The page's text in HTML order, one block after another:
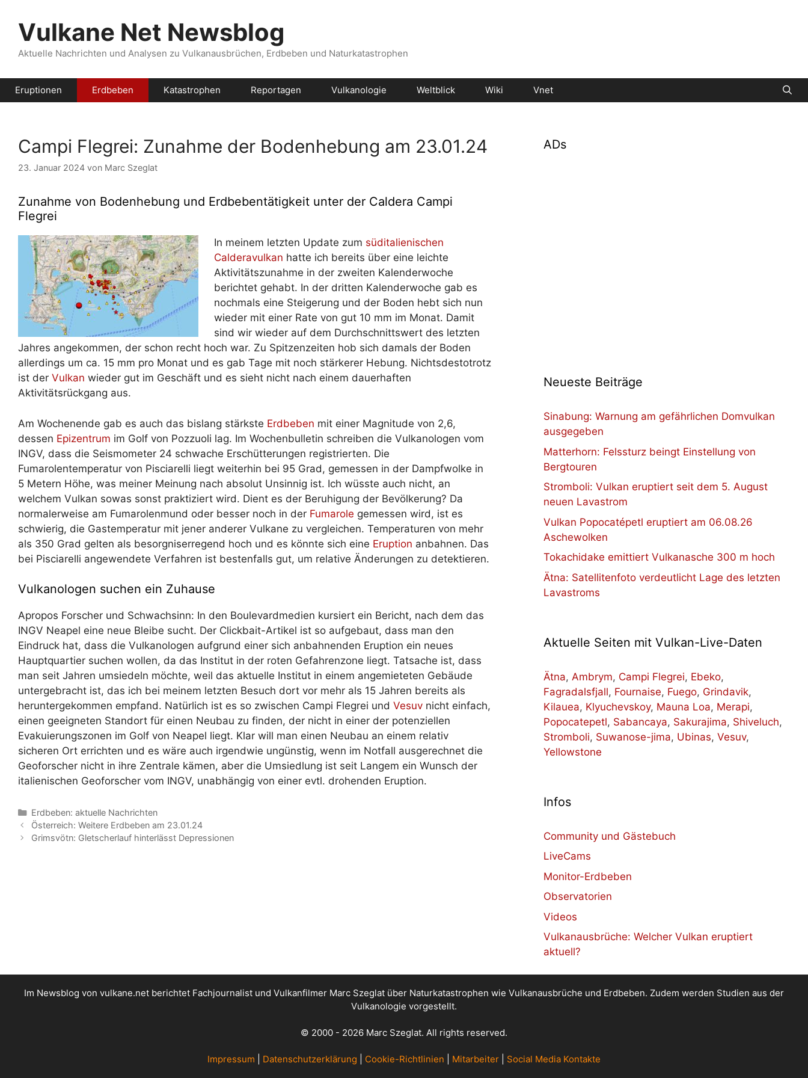
Inhalt
springenVulkane Net Newsblog
Aktuelle Nachrichten und Analysen zu Vulkanausbrüchen, Erdbeben und Naturkatastrophen
Eruptionen Erdbeben Katastrophen Reportagen Vulkanologie Weltblick Wiki Vnet
Campi Flegrei: Zunahme der Bodenhebung am 23.01.24
23. Januar 2024 von Marc Szeglat
Zunahme von Bodenhebung und Erdbebentätigkeit unter der Caldera Campi
Flegrei
In meinem letzten Update zum süditalienischen
Calderavulkan hatte ich bereits über eine leichte
Aktivitätszunahme in der zweiten Kalenderwoche
berichtet gehabt. In der dritten Kalenderwoche gab es
nochmals eine Steigerung und der Boden hebt sich nun
wieder mit einer Rate von gut 10 mm im Monat. Damit
sind wir wieder auf dem Durchschnittswert des letzten
Jahres angekommen, der schon recht hoch war. Zu Spitzenzeiten hob sich damals der Boden
allerdings um ca. 15 mm pro Monat und es gab Tage mit noch stärkerer Hebung. Nichtsdestotrotz
ist der Vulkan wieder gut im Geschäft und es sieht nicht nach einem dauerhaften
Aktivitätsrückgang aus.
Am Wochenende gab es auch das bislang stärkste Erdbeben mit einer Magnitude von 2,6,
dessen Epizentrum im Golf von Pozzuoli lag. Im Wochenbulletin schreiben die Vulkanologen vom
INGV, dass die Seismometer 24 schwache Erschütterungen registrierten. Die
Fumarolentemperatur von Pisciarelli liegt weiterhin bei 95 Grad, gemessen in der Dampfwolke in
5 Metern Höhe, was meiner Meinung nach absolut Unsinnig ist. Ich wüsste auch nicht, an
welchem Vulkan sowas sonst praktiziert wird. Dient es der Beruhigung der Bevölkerung? Da
normalerweise am Fumarolenmund oder besser noch in der Fumarole gemessen wird, ist es
schwierig, die Gastemperatur mit jener anderer Vulkane zu vergleichen. Temperaturen von mehr
als 350 Grad gelten als besorgniserregend hoch und es könnte sich eine Eruption anbahnen. Das
bei Pisciarelli angewendete Verfahren ist bestenfalls gut, um relative Änderungen zu detektieren.
Vulkanologen suchen ein Zuhause
Apropos Forscher und Schwachsinn: In den Boulevardmedien kursiert ein Bericht, nach dem das
INGV Neapel eine neue Bleibe sucht. Der Clickbait-Artikel ist so aufgebaut, dass man den
Eindruck hat, dass die Vulkanologen aufgrund einer sich anbahnenden Eruption ein neues
Hauptquartier suchen wollen, da das Institut in der roten Gefahrenzone liegt. Tatsache ist, dass
man seit Jahren umsiedeln möchte, weil das aktuelle Institut in einem angemieteten Gebäude
untergebracht ist, das ich bei meinem letzten Besuch dort vor mehr als 15 Jahren bereits als
heruntergekommen empfand. Natürlich ist es so zwischen Campi Flegrei und Vesuv nicht einfach,
einen geeigneten Standort für einen Neubau zu finden, der nicht in einer der potenziellen
Evakuierungszonen im Golf von Neapel liegt. Klar will man einen Neubau an einem relativ
sicheren Ort errichten und es wäre auch irgendwie ungünstig, wenn im Notfall ausgerechnet die
Geoforscher nicht in ihre Zentrale kämen, aber die Umsiedlung ist seit Langem ein Wunsch der
italienischen Geoforscher vom INGV, unabhängig von einer evtl. drohenden Eruption.
Kategorien
Erdbeben: aktuelle Nachrichten
Österreich: Weitere Erdbeben am 23.01.24
Grimsvötn: Gletscherlauf hinterlässt Depressionen
ADs
Neueste Beiträge
Sinabung: Warnung am gefährlichen Domvulkan
ausgegeben
Matterhorn: Felssturz beingt Einstellung von
Bergtouren
Stromboli: Vulkan eruptiert seit dem 5. August
neuen Lavastrom
Vulkan Popocatépetl eruptiert am 06.08.26
Aschewolken
Tokachidake emittiert Vulkanasche 300 m hoch
Ätna: Satellitenfoto verdeutlicht Lage des letzten
Lavastroms
Aktuelle Seiten mit Vulkan-Live-Daten
Ätna, Ambrym, Campi Flegrei, Ebeko,
Fagradalsfjall, Fournaise, Fuego, Grindavik,
Kilauea, Klyuchevskoy, Mauna Loa, Merapi,
Popocatepetl, Sabancaya, Sakurajima, Shiveluch,
Stromboli, Suwanose-jima, Ubinas, Vesuv,
Yellowstone
Infos
Community und Gästebuch
LiveCams
Monitor-Erdbeben
Observatorien
Videos
Vulkanausbrüche: Welcher Vulkan eruptiert
aktuell?
Im Newsblog von vulkane.net berichtet Fachjournalist und Vulkanfilmer Marc Szeglat über Naturkatastrophen wie Vulkanausbrüche und Erdbeben. Zudem werden Studien aus der
Vulkanologie vorgestellt.
© 2000 - 2026 Marc Szeglat. All rights reserved.
Impressum Datenschutzerklärung Cookie-Richtlinien Mitarbeiter Social Media Kontakte